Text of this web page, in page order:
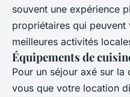
souvent une expérience
propriétaires qui peuvent
meilleures activités
Équipements de
Pour un séjour axé sur
vous que votre location